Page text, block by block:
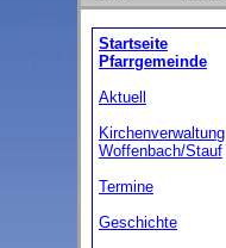
Startseite
Pfarrgemeinde
Aktuell
Kirchenverwaltung
Woffenbach/Stauf
Termine
Geschichte